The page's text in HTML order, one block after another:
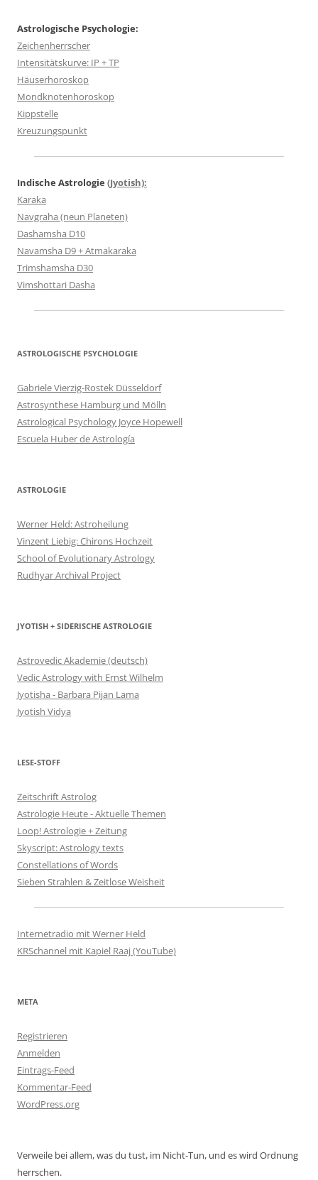
Astrologische Psychologie:
Zeichenherrscher
Intensitätskurve: IP + TP
Häuserhoroskop
Mondknotenhoroskop
Kippstelle
Kreuzungspunkt
Indische Astrologie (Jyotish):
Karaka
Navgraha (neun Planeten)
Dashamsha D10
Navamsha D9 + Atmakaraka
Trimshamsha D30
Vimshottari Dasha
ASTROLOGISCHE PSYCHOLOGIE
Gabriele Vierzig-Rostek Düsseldorf
Astrosynthese Hamburg und Mölln
Astrological Psychology Joyce Hopewell
Escuela Huber de Astrología
ASTROLOGIE
Werner Held: Astroheilung
Vinzent Liebig: Chirons Hochzeit
School of Evolutionary Astrology
Rudhyar Archival Project
JYOTISH + SIDERISCHE ASTROLOGIE
Astrovedic Akademie (deutsch)
Vedic Astrology with Ernst Wilhelm
Jyotisha - Barbara Pijan Lama
Jyotish Vidya
LESE-STOFF
Zeitschrift Astrolog
Astrologie Heute - Aktuelle Themen
Loop! Astrologie + Zeitung
Skyscript: Astrology texts
Constellations of Words
Sieben Strahlen & Zeitlose Weisheit
Internetradio mit Werner Held
KRSchannel mit Kapiel Raaj (YouTube)
META
Registrieren
Anmelden
Eintrags-Feed
Kommentar-Feed
WordPress.org
Verweile bei allem, was du tust, im Nicht-Tun, und es wird Ordnung
herrschen.